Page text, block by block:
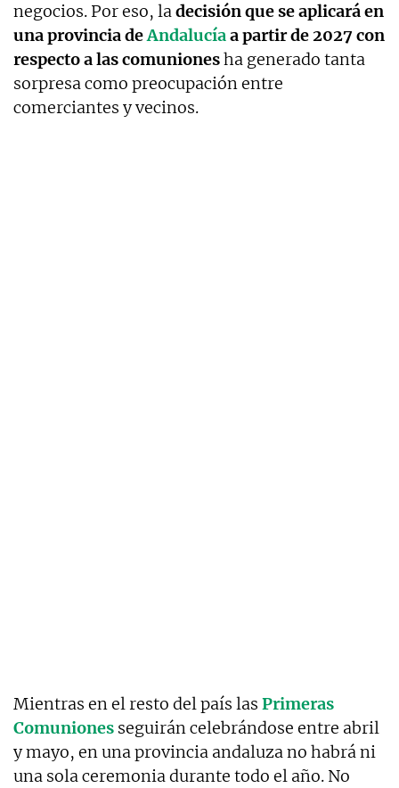
negocios. Por eso, ladecisión que se aplicará en
una provincia deAndalucíaa partir de 2027 con
respecto a las comunionesha generado tanta
sorpresa como preocupación entre
comerciantes y vecinos.
Mientras en el resto del país las Primeras
Comuniones seguirán celebrándose entre abril
y mayo, en una provincia andaluza no habrá ni
una sola ceremonia durante todo el año. No